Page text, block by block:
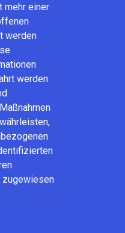
mehr einer
werden
werden
zugewiesen